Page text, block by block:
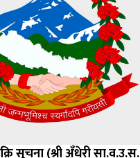
सूचना (श्री अँधेरी सा.व.उ.स.